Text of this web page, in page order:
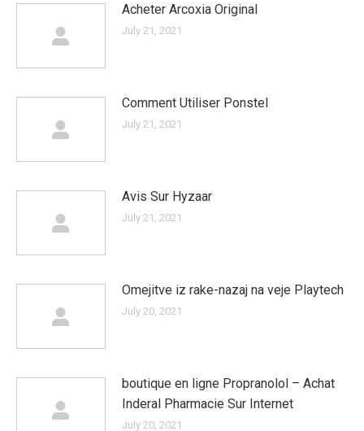
Acheter Arcoxia Original
July 21, 2021
Comment Utiliser Ponstel
July 21, 2021
Avis Sur Hyzaar
July 21, 2021
Omejitve iz rake-nazaj na veje Playtech
July 20, 2021
boutique en ligne Propranolol – Achat
Inderal Pharmacie Sur Internet
July 20, 2021